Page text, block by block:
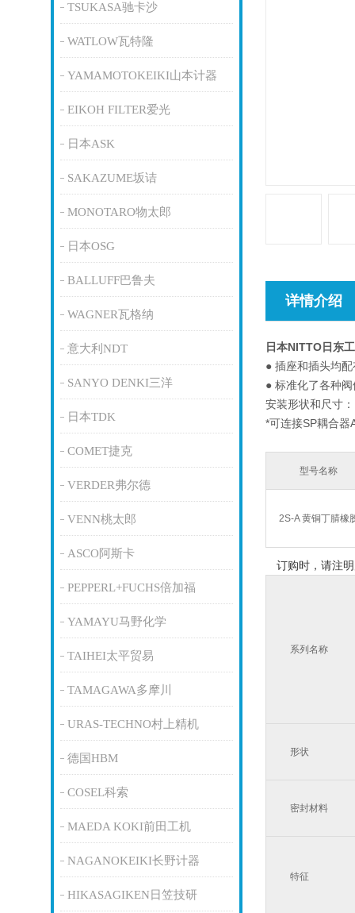
TSUKASA驰卡沙
WATLOW瓦特隆
YAMAMOTOKEIKI山本计器
EIKOH FILTER爱光
日本ASK
SAKAZUME坂诘
MONOTARO物太郎
日本OSG
BALLUFF巴鲁夫
WAGNER瓦格纳
意大利NDT
SANYO DENKI三洋
日本TDK
COMET捷克
VERDER弗尔德
VENN桃太郎
ASCO阿斯卡
PEPPERL+FUCHS倍加福
YAMAYU马野化学
TAIHEI太平贸易
TAMAGAWA多摩川
URAS-TECHNO村上精机
德国HBM
COSEL科索
MAEDA KOKI前田工机
NAGANOKEIKI长野计器
HIKASAGIKEN日笠技研
详情介绍
日本NITTO日东
● 插座和插头均
● 标准化了各种
安装形状和尺寸
*可连接SP耦合器
型号名称
2S-A 黄铜丁腈橡
订购时，请注
系列名称
形状
密封材料
特征